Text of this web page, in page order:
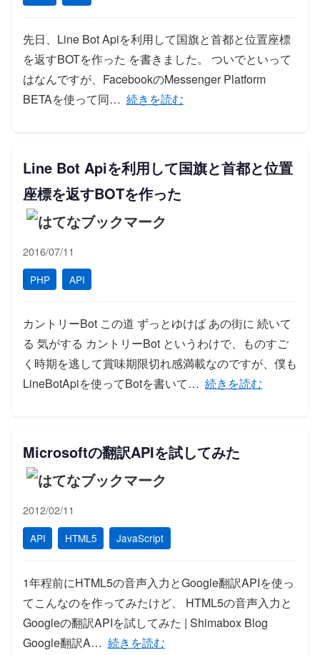
先日、Line Bot Apiを利用して国旗と首都と位置座標
を返すBOTを作った を書きました。 ついでといって
はなんですが、FacebookのMessenger Platform
BETAを使って同… 「Facebook Messenger Platform
続きを読む
Line Bot Apiを利用して国旗と首都と位置
座標を返すBOTを作った
2016/07/11
PHP API
カントリーBot この道 ずっとゆけば あの街に 続いて
る 気がする カントリーBot というわけで、ものすご
く時期を逃して賞味期限切れ感満載なのですが、僕も
LineBotApiを使ってBotを書いて… 「Line Bot Apiを利用
続きを読む
Microsoftの翻訳APIを試してみた
2012/02/11
API HTML5 JavaScript
1年程前にHTML5の音声入力とGoogle翻訳APIを使っ
てこんなのを作ってみたけど、 HTML5の音声入力と
Googleの翻訳APIを試してみた | Shimabox Blog
Google翻訳A… 「Microsoftの翻訳APIを試してみた」の
続きを読む